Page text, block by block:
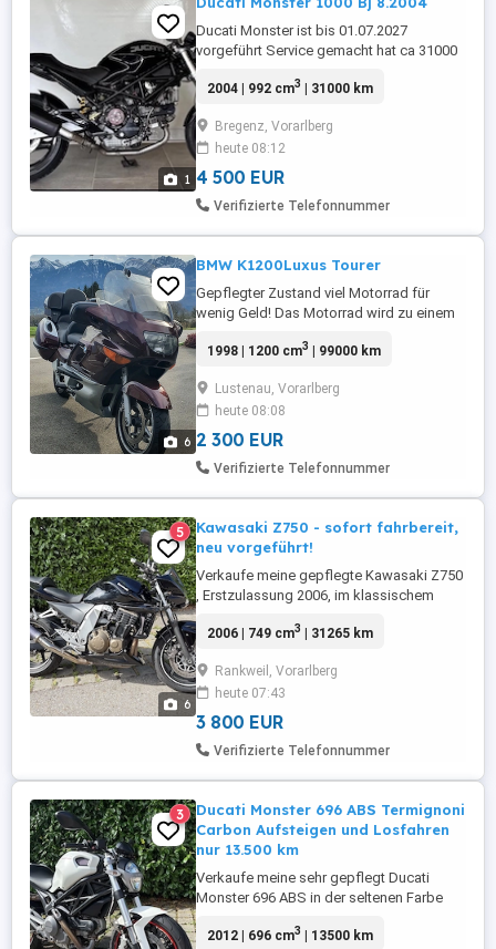
1
Ducati Monster ist bis 01.07.2027
vorgeführt Service gemacht hat ca 31000
2004 | 992 cm3 | 31000 km
Bregenz, Vorarlberg
heute 08:12
4 500 EUR
Verifizierte Telefonnummer
6
BMW K1200Luxus Tourer
Gepflegter Zustand viel Motorrad für
wenig Geld! Das Motorrad wird zu einem
vorgeführt bis 05.2027 Retourgang
Benzinpumpe neu Luftfilter-Öle neu
Elektrischer Windschild Griffheizung
Original Radio Bordcomputer Retourgang
1998 | 1200 cm3 | 99000 km
Lustenau, Vorarlberg
heute 08:08
2 300 EUR
Verifizierte Telefonnummer
6
5
Kawasaki Z750 - sofort fahrbereit,
neu vorgeführt!
Verkaufe meine gepflegte Kawasaki Z750
, Erstzulassung 2006, im klassischem
Zubehör: zusätzliche Auspuffanlage
Gewährleistung oder Rücknahme.
2006 | 749 cm3 | 31265 km
Rankweil, Vorarlberg
heute 07:43
3 800 EUR
Verifizierte Telefonnummer
3
Ducati Monster 696 ABS Termignoni
Carbon Aufsteigen und Losfahren
nur 13.500 km
Verkaufe meine sehr gepflegt Ducati
Monster 696 ABS in der seltenen Farbe
kW (74 PS) * 13.500 km * ABS * Unfallfrei
2012 | 696 cm3 | 13500 km